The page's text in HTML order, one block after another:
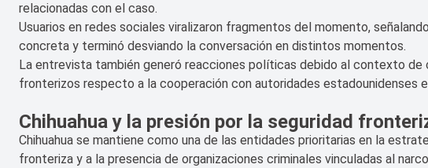
relacionadas con el caso.
Usuarios en redes sociales viralizaron fragmentos del momento,
concreta y terminó desviando la conversación en distintos momentos.
La entrevista también generó reacciones políticas debido al contexto
fronterizos respecto a la cooperación con autoridades estadounidenses
Chihuahua y la presión por la seguridad
Chihuahua se mantiene como una de las entidades prioritarias en la
fronteriza y a la presencia de organizaciones criminales vinculadas al